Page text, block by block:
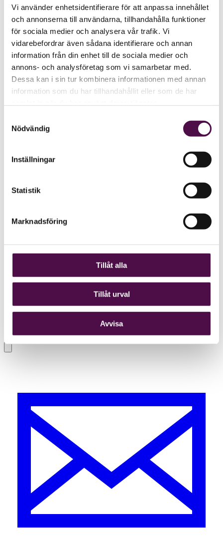
Vi använder enhetsidentifierare för att anpassa innehållet
och annonserna till användarna, tillhandahålla funktioner
för sociala medier och analysera vår trafik. Vi
vidarebefordrar även sådana identifierare och annan
information från din enhet till de sociala medier och
annons- och analysföretag som vi samarbetar med.
Dessa kan i sin tur kombinera informationen med annan
information som du har tillhandahållit eller som de har
Nödvändig
Inställningar
Statistik
Marknadsföring
Tillåt alla
Tillåt urval
Avvisa